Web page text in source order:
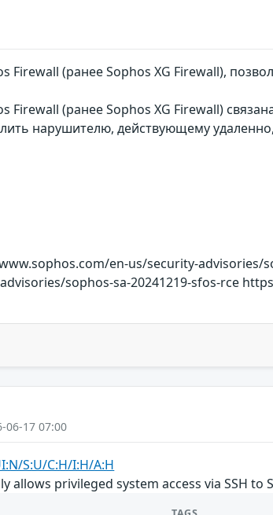
Firewall (ранее Sophos XG Firewall),
Firewall (ранее Sophos XG Firewall)
нарушителю, действующему
en-us/security-advisories/
sophos-sa-20241219-sfos-rce
06-17 07:00
S:U/C:H/I:H/A:H
privileged system access via SSH to